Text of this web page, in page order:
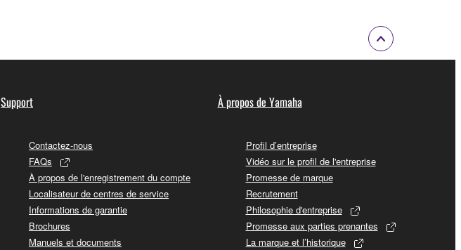
Support
Contactez-nous
FAQs
À propos de l'enregistrement du compte
Localisateur de centres de service
Informations de garantie
Brochures
Manuels et documents
À propos de Yamaha
Profil d’entreprise
Vidéo sur le profil de l'entreprise
Promesse de marque
Recrutement
Philosophie d'entreprise
Promesse aux parties prenantes
La marque et l’historique